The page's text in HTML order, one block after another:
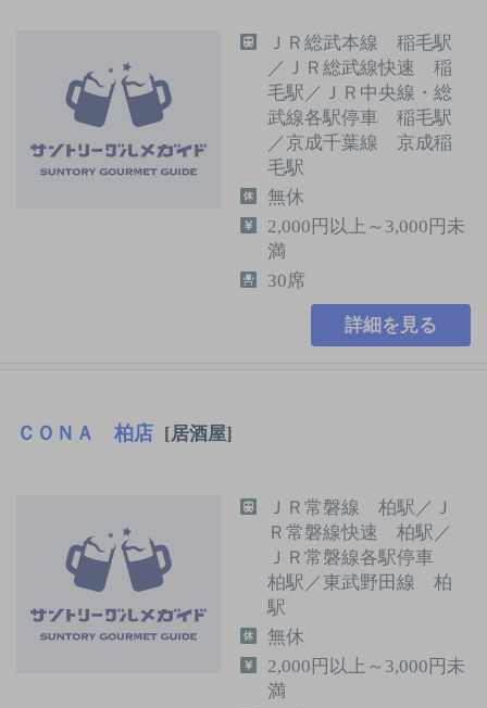
ＪＲ総武本線 稲毛駅
／ＪＲ総武線快速 稲
毛駅／ＪＲ中央線・総
武線各駅停車 稲毛駅
／京成千葉線 京成稲
毛駅
無休
2,000円以上～3,000円未
満
30席
詳細を見る
ＣＯＮＡ 柏店 [居酒屋]
ＪＲ常磐線 柏駅／Ｊ
Ｒ常磐線快速 柏駅／
ＪＲ常磐線各駅停車
柏駅／東武野田線 柏
駅
無休
2,000円以上～3,000円未
満